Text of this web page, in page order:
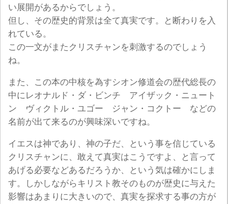
い展開があるからでしょう。
但し、その歴史的背景は全て真実です。と断わりを入
れている。
この一文がまたクリスチャンを刺激するのでしょう
ね。
また、この本の中核を為すシオン修道会の歴代総長の
中にレオナルド・ダ・ビンチ アイザック・ニュート
ン ヴィクトル・ユゴー ジャン・コクトー などの
名前が出て来るのが興味深いですね。
イエスは神であり、神の子だ、という事を信じている
クリスチャンに、敢えて真実はこうですよ、と言って
あげる必要などあるだろうか、という気は確かにしま
す。しかしながらキリスト教そのものが歴史に与えた
影響はあまりに大きいので、真実を探求する事の方が